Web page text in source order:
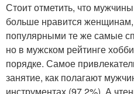
Стоит отметить, что
больше нравится
популярными те же самые
но в мужском рейтинге
порядке. Самое
занятие, как полагают